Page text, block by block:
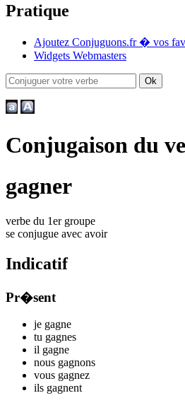
Pratique
Ajoutez Conjuguons.fr � vos
Widgets Webmasters
Conjugaison du
gagner
verbe du 1er groupe
se conjugue avec avoir
Indicatif
Pr�sent
je gagne
tu gagnes
il gagne
nous gagnons
vous gagnez
ils gagnent